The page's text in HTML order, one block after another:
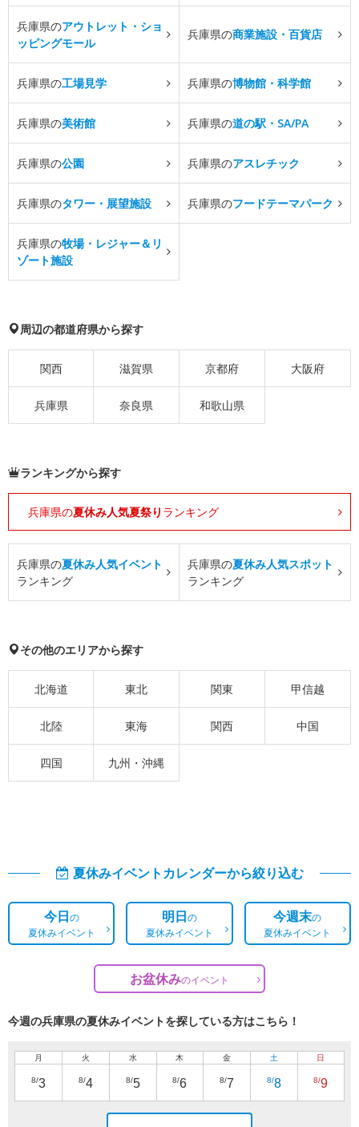
兵庫県のアウトレット・ショ
ッピングモール
兵庫県の商業施設・百貨店
兵庫県の工場見学 兵庫県の博物館・科学館
兵庫県の美術館 兵庫県の道の駅・SA/PA
兵庫県の公園 兵庫県のアスレチック
兵庫県のタワー・展望施設 兵庫県のフードテーマパーク
兵庫県の牧場・レジャー＆リ
ゾート施設
周辺の都道府県から探す
関西 滋賀県 京都府 大阪府
兵庫県 奈良県 和歌山県
ランキングから探す
兵庫県の夏休み人気夏祭り ランキング
兵庫県の夏休み人気イベント
ランキング
兵庫県の夏休み人気スポット
ランキング
その他のエリアから探す
北海道 東北 関東 甲信越
北陸 東海 関西 中国
四国 九州・沖縄
夏休みイベントカレンダーから絞り込む
今日の
夏休みイベント
明日の
夏休みイベント
今週末の
夏休みイベント
お盆休みのイベント
今週の兵庫県の夏休みイベントを探している方はこちら！
月
8/3
火
8/4
水
8/5
木
8/6
金
8/7
土
8/8
日
8/9